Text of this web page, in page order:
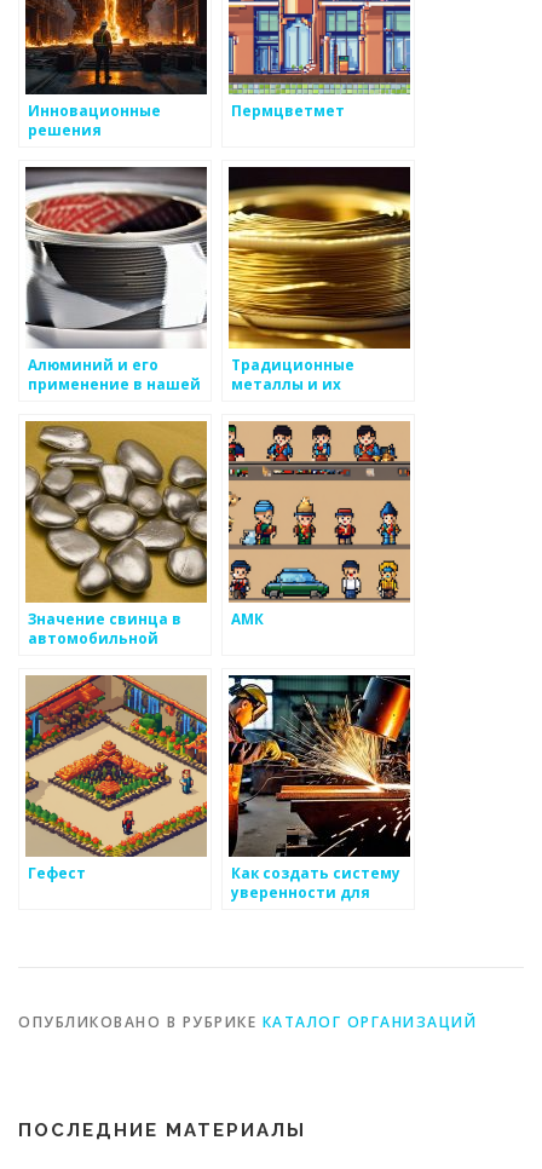
Инновационные
решения
промышленности
Пермцветмет
Алюминий и его
применение в нашей
Традиционные
металлы и их
применения
Значение свинца в
автомобильной
энергетике
АМК
Гефест
Как создать систему
уверенности для
ОПУБЛИКОВАНО В РУБРИКЕ КАТАЛОГ ОРГАНИЗАЦИЙ
ПОСЛЕДНИЕ МАТЕРИАЛЫ